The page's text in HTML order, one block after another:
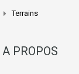
Terrains
A PROPOS